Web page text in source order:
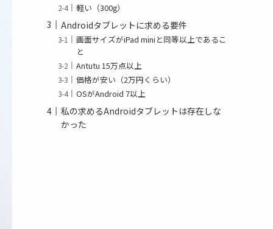
軽い（300g）
Androidタブレットに求める要件
画面サイズがiPad miniと同等以上であるこ
と
Antutu 15万点以上
価格が安い（2万円くらい）
OSがAndroid 7以上
私の求めるAndroidタブレットは存在しな
かった